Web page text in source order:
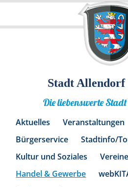
Stadt
Die liebenswerte
Aktuelles Veranstaltungen
Bürgerservice
Stadtinfo/
Kultur und Soziales
Vereine
Handel & Gewerbe